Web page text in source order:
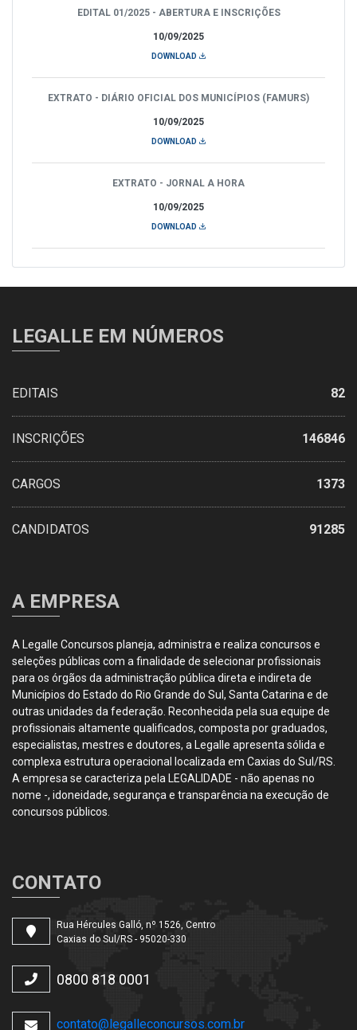
10/09/2025
EDITAL 01/2025 - ABERTURA E INSCRIÇÕES
DOWNLOAD
10/09/2025
EXTRATO - DIÁRIO OFICIAL DOS MUNICÍPIOS (FAMURS)
DOWNLOAD
10/09/2025
EXTRATO - JORNAL A HORA
DOWNLOAD
LEGALLE EM NÚMEROS
EDITAIS 82
INSCRIÇÕES 146846
CARGOS 1373
CANDIDATOS 91285
A EMPRESA
A Legalle Concursos planeja, administra e realiza concursos e
seleções públicas com a finalidade de selecionar profissionais
para os órgãos da administração pública direta e indireta de
Municípios do Estado do Rio Grande do Sul, Santa Catarina e de
outras unidades da federação. Reconhecida pela sua equipe de
profissionais altamente qualificados, composta por graduados,
especialistas, mestres e doutores, a Legalle apresenta sólida e
complexa estrutura operacional localizada em Caxias do Sul/RS.
A empresa se caracteriza pela LEGALIDADE - não apenas no
nome -, idoneidade, segurança e transparência na execução de
concursos públicos.
CONTATO
Rua Hércules Galló, nº 1526, Centro
Caxias do Sul/RS - 95020-330
0800 818 0001
contato@legalleconcursos.com.br